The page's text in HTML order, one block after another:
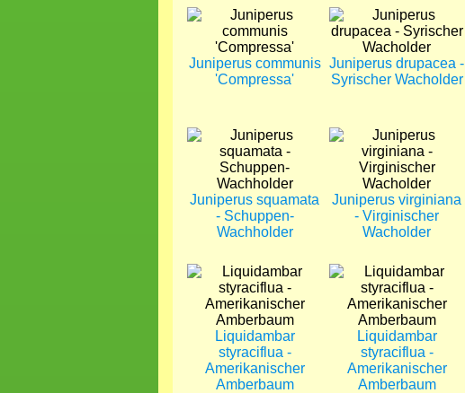
Bild
Juniperus communis
'Compressa'
Bild
Juniperus drupacea -
Syrischer Wacholder
Bild
Juniperus squamata
- Schuppen-
Wachholder
Bild
Juniperus virginiana
- Virginischer
Wacholder
Bild
Liquidambar
styraciflua -
Amerikanischer
Amberbaum
Bild
Liquidambar
styraciflua -
Amerikanischer
Amberbaum